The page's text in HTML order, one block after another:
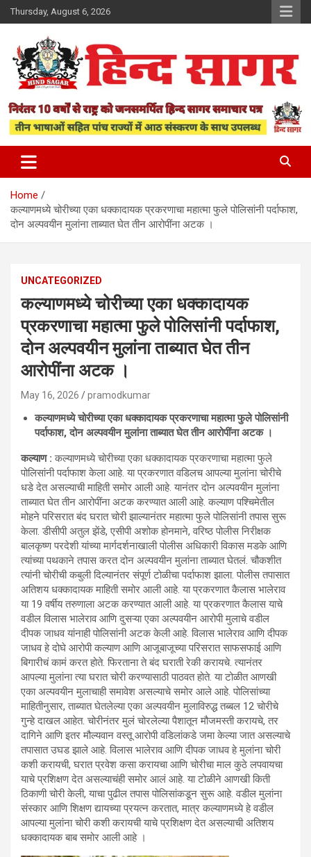
Skip
to
Thursday, August 6, 2026
Hind Sagar
Home
कल्याणमध्ये चोरीच्या एका धक्कादायक प्रकरणाचा महात्मा फुले पोलिसांनी पर्दाफाश,
दोन अल्पवयीन मुलांना ताब्यात घेत तीन आरोपींना अटक ।
UNCATEGORIZED
कल्याणमध्ये चोरीच्या एका धक्कादायक
प्रकरणाचा महात्मा फुले पोलिसांनी पर्दाफाश,
दोन अल्पवयीन मुलांना ताब्यात घेत तीन
आरोपींना अटक ।
May 16, 2026 pramodkumar
कल्याणमध्ये चोरीच्या एका धक्कादायक प्रकरणाचा महात्मा फुले पोलिसांनी
पर्दाफाश, दोन अल्पवयीन मुलांना ताब्यात घेत तीन आरोपींना अटक ।
कल्याण : कल्याणमध्ये चोरीच्या एका धक्कादायक प्रकरणाचा महात्मा फुले
पोलिसांनी पर्दाफाश केला आहे. या प्रकरणात वडिलच आपल्या मुलांना चोरीचे
धडे देत असल्याची माहिती समोर आली आहे. यानंतर दोन अल्पवयीन मुलांना
ताब्यात घेत तीन आरोपींना अटक करण्यात आली आहे. कल्याण पश्चिमेतील
मोहने परिसरात बंद घरात चोरी झाल्यानंतर महात्मा फुले पोलिसांनी तपास सुरू
केला. डीसीपी अतुल झेंडे, एसीपी अशोक होनमाने, वरिष्ठ पोलीस निरीक्षक
बालकृष्ण परदेशी यांच्या मार्गदर्शनाखाली पोलीस अधिकारी विकास मडके आणि
त्यांच्या पथकाने तपास करत दोन अल्पवयीन मुलांना ताब्यात घेतलं. चौकशीत
त्यांनी चोरीची कबुली दिल्यानंतर संपूर्ण टोळीचा पर्दाफाश झाला. पोलीस तपासात
अतिशय धक्कादायक माहिती समोर आली आहे. या प्रकरणात कैलास भालेराव
या 19 वर्षीय तरुणाला अटक करण्यात आली आहे. या प्रकरणात कैलास याचे
वडील विलास भालेराव आणि दुसऱ्या एका अल्पवयीन आरोपी मुलाचे वडील
दीपक जाधव यांनाही पोलिसांनी अटक केली आहे. विलास भालेराव आणि दीपक
जाधव हे दोघे आरोपी कल्याण आणि आजूबाजूच्या परिसरात साफसफाई आणि
बिगारीचं कामं करत होते. फिरताना ते बंद घराती रेकी करायचे. त्यानंतर
आपल्या मुलांना त्या घरात चोरी करण्यासाठी पाठवत होते. या टोळीत आणखी
एका अल्पवयीन मुलाचाही समावेश असल्याचे समोर आले आहे. पोलिसांच्या
माहितीनुसार, ताब्यात घेतलेल्या एका अल्पवयीन मुलाविरुद्ध तब्बल 12 चोरीचे
गुन्हे दाखल आहेत. चोरीनंतर मुलं चोरलेल्या पैशातून मौजमस्ती करायचे, तर
दागिने आणि इतर मौल्यवान वस्तू आरोपी वडिलांकडे जमा केल्या जात असल्याचे
तपासात उघड झाले आहे. विलास भालेराव आणि दीपक जाधव हे मुलांना चोरी
कशी करायची, घरात प्रवेश कसा करायचा आणि चोरीचा माल कुठे लपवायचा
याचे प्रशिक्षण देत असल्याचंही समोर आलं आहे. या टोळीने आणखी किती
ठिकाणी चोरी केली, याचा पुढील तपास पोलिसांकडून सुरू आहे. वडील मुलांना
संस्कार आणि शिक्षण द्यायच्या प्रयत्न करतात, मात्र कल्याणमध्ये हे वडील
आपल्या मुलांना चोरी कशी करायची याचे प्रशिक्षण देत असल्याची अतिशय
धक्कादायक बाब समोर आली आहे ।